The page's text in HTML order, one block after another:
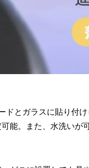
ドとガラスに貼り付
能。また、水洗いが